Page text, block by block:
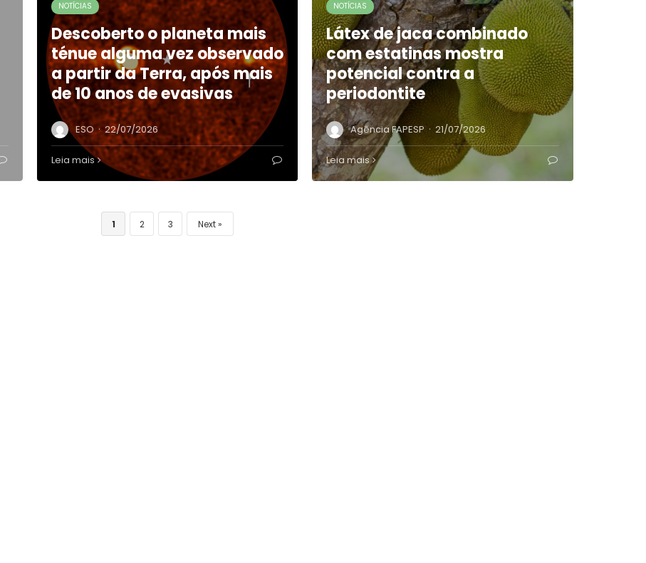
NOTÍCIAS
Descoberto o planeta mais
ténue alguma vez observado
a partir da Terra, após mais
de 10 anos de evasivas
ESO · 22/07/2026
Leia mais
NOTÍCIAS
Látex de jaca combinado
com estatinas mostra
potencial contra a
periodontite
Agência FAPESP · 21/07/2026
Leia mais
1 2 3 Next